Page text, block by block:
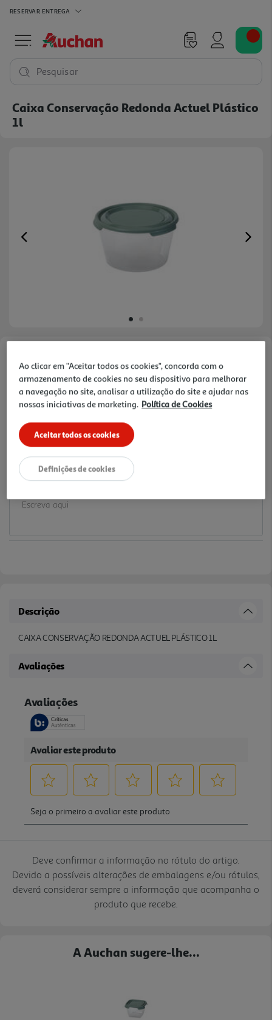
RESERVAR ENTREGA
Pesquisar
Caixa Conservação Redonda Actuel Plástico
1l
Previous
1.49 €/un
1,49 €
Notas de preparação
Descrição
CAIXA CONSERVAÇÃO REDONDA ACTUEL PLÁSTICO 1L
Avaliações
Deve confirmar a informação no rótulo do artigo.
Devido a possíveis alterações de embalagens e/ou rótulos,
deverá considerar sempre a informação que acompanha o
produto que recebe.
A Auchan sugere-lhe...
Ao clicar em "Aceitar todos os cookies", concorda com o
armazenamento de cookies no seu dispositivo para melhorar
a navegação no site, analisar a utilização do site e ajudar nas
nossas iniciativas de marketing. Política de Cookies
Aceitar todos os cookies
Definições de cookies